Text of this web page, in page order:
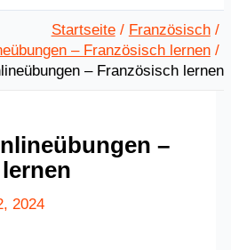
Startseite
Französisch
– Französisch lernen
– Französisch lernen
–
2024